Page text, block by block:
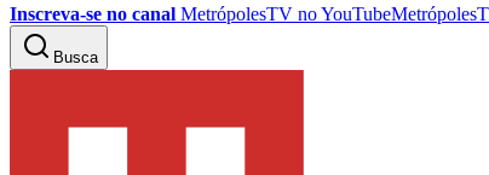
Inscreva-se no canal MetrópolesTV noYouTube
Busca